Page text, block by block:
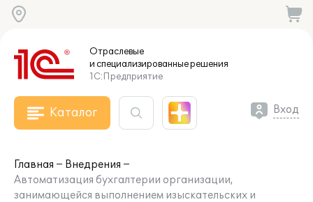
Отраслевые
и специализированныерешения
1С:Предприятие
Каталог Вход
Главная
Внедрения
Автоматизация бухгалтерии организации,
занимающейся выполнением изыскательских и